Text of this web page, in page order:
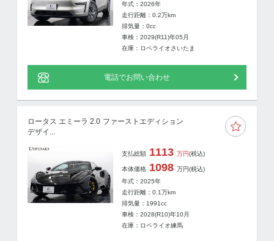
年式：2026年
走行距離：0.2万km
排気量：0cc
車検：2029(R11)年05月
在庫：ロペライオさいたま
電話でお問い合わせ
ロータス エミーラ 2.0 ファーストエディション
デザイ...
支払総額 1113 万円(税込)
本体価格 1098 万円(税込)
年式：2025年
走行距離：0.1万km
排気量：1991cc
車検：2028(R10)年10月
在庫：ロペライオ練馬